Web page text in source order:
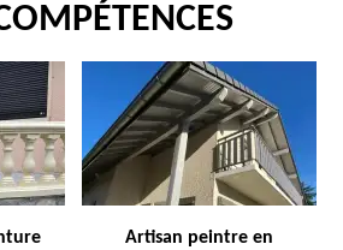
Artisan peintre en